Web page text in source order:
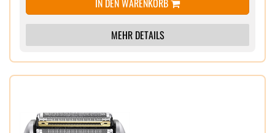
IN DEN WARENKORB
MEHR DETAILS